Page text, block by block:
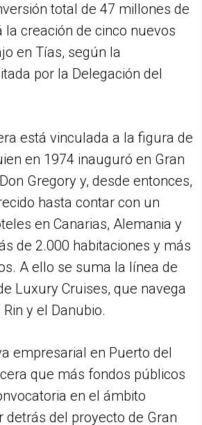
total de 47 millones de
creación de cinco nuevos
en Tías, según la
por la Delegación del
está vinculada a la figura de
en 1974 inauguró en Gran
Gregory y, desde entonces,
hasta contar con un
en Canarias, Alemania y
de 2.000 habitaciones y más
A ello se suma la línea de
Luxury Cruises, que navega
y el Danubio.
empresarial en Puerto del
que más fondos públicos
en el ámbito
detrás del proyecto de Gran